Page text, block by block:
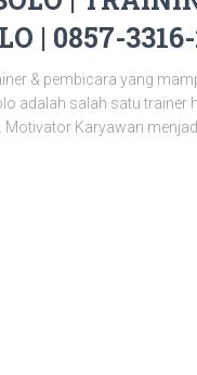
| 0857-
& pembicara yang
adalah salah satu
Karyawan